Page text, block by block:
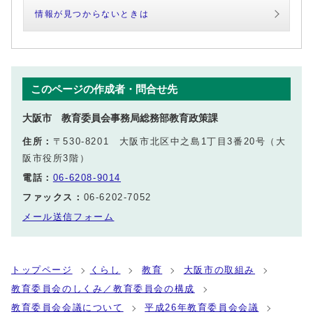
情報が見つからないときは
このページの作成者・問合せ先
大阪市 教育委員会事務局総務部教育政策課
住所： 〒530-8201 大阪市北区中之島1丁目3番20号（大
阪市役所3階）
電話： 06-6208-9014
ファックス： 06-6202-7052
メール送信フォーム
トップページ くらし 教育
大阪市の取組み
教育委員会のしくみ／教育委員会の構成
教育委員会会議について
平成26年教育委員会会議